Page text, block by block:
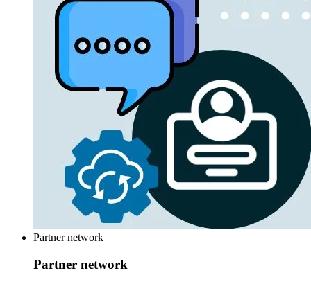
Partner network
Partner network